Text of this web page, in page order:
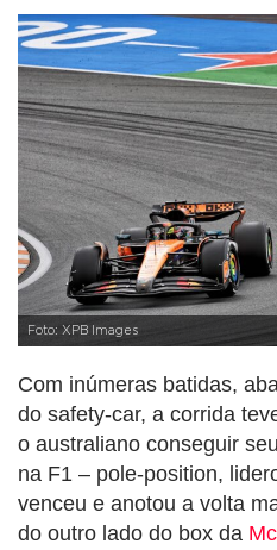
Foto: XPB Images
Com inúmeras batidas,
do safety-car, a corrida
o australiano conseguir
na F1 – pole-position,
venceu e anotou a volta
do outro lado do box da